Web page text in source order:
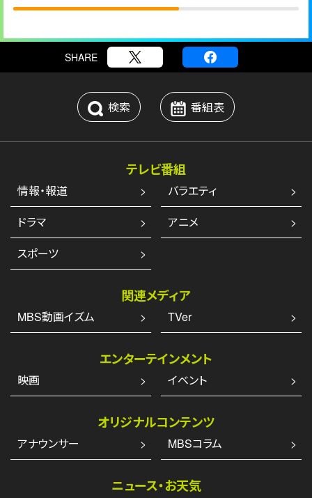
SHARE
検索 番組表
テレビ番組
情報・報道
バラエティ
ドラマ
アニメ
スポーツ
関連メディア
MBS動画イズム TVer
エンターテインメント
映画 イベント
オリジナルコンテンツ
アナウンサー MBSコラム
ニュース・お天気